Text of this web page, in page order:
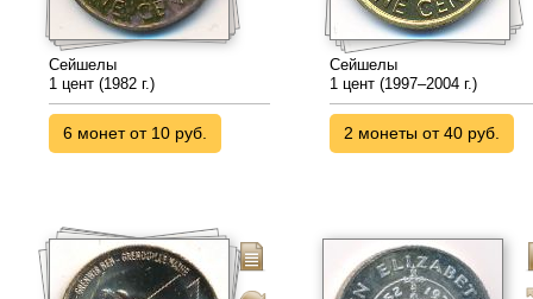
Сейшелы
1 цент (1982 г.)
6 монет от 10 руб.
Сейшелы
1 цент (1997–2004 г.)
2 монеты от 40 руб.